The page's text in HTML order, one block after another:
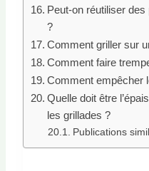
Peut-on réutiliser
?
Comment griller sur
Comment faire
Comment empêcher
Quelle doit être
les grillades ?
Publications